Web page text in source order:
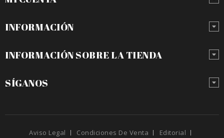
INFORMACIÓN
INFORMACIÓN SOBRE LA TIENDA
SÍGANOS
Aviso Legal Condiciones De Venta Editorial